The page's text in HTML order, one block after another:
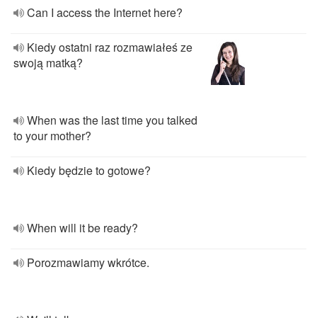
Can I access the Internet here?
Kiedy ostatni raz rozmawiałeś ze
swoją matką?
When was the last time you talked
to your mother?
Kiedy będzie to gotowe?
When will it be ready?
Porozmawiamy wkrótce.